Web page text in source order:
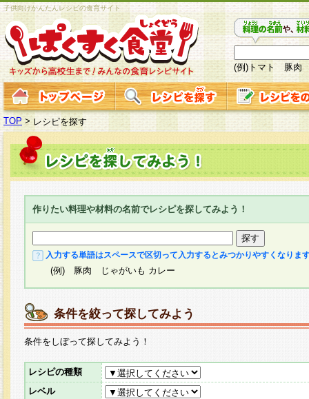
子供向けかんたんレシピの食育サイト
(例)トマト 豚肉
TOP > レシピを探す
作りたい料理や材料の名前でレシピを探してみよう！
入力する単語はスペースで区切って入力するとみつかりやすくなりま
(例) 豚肉 じゃがいも カレー
条件を絞って探してみよう
条件をしぼって探してみよう！
レシピの種類
レベル